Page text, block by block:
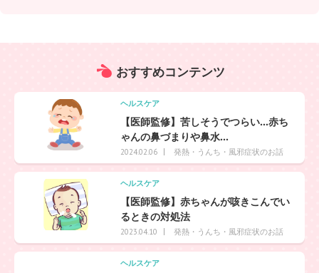
おすすめコンテンツ
ヘルスケア
【医師監修】苦しそうでつらい…赤ち
ゃんの鼻づまりや鼻水...
2024.02.06 発熱・うんち・風邪症状のお話
ヘルスケア
【医師監修】赤ちゃんが咳きこんでい
るときの対処法
2023.04.10 発熱・うんち・風邪症状のお話
ヘルスケア